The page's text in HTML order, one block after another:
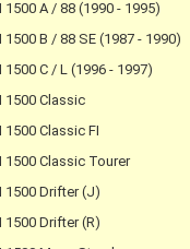
1500 A / 88 (1990 - 1995)
1500 B / 88 SE (1987 - 1990)
1500 C / L (1996 - 1997)
1500 Classic
1500 Classic FI
1500 Classic Tourer
1500 Drifter (J)
1500 Drifter (R)